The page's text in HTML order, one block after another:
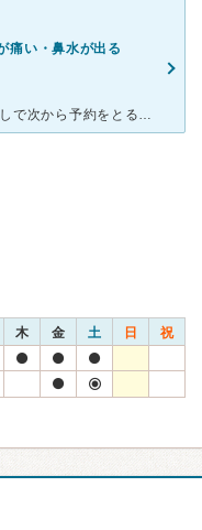
痛い・鼻水が出る
親子で受診しています。 初診のみ予約なしで次から予約をとることができます。予約なしでも30分ほどで受診することができました。遅い時間まで開院しており、通いやすいです。 先生はおじいちゃん先生で
木 金 土 日 祝